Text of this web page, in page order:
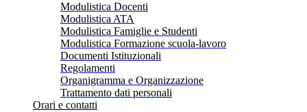
Modulistica Docenti
Modulistica ATA
Modulistica Famiglie e Studenti
Modulistica Formazione scuola-lavoro
Documenti Istituzionali
Regolamenti
Organigramma e Organizzazione
Trattamento dati personali
Orari e contatti